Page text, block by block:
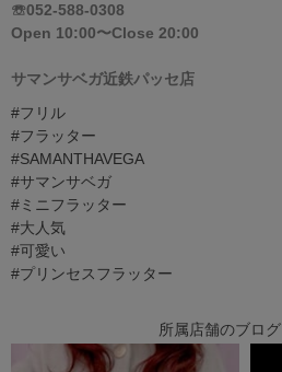
☏052-588-0308
Open 10:00〜Close 20:00
サマンサベガ近鉄パッセ店
#フリル
#フラッター
#SAMANTHAVEGA
#サマンサベガ
#ミニフラッター
#大人気
#可愛い
#プリンセスフラッター
所属店舗のブログ